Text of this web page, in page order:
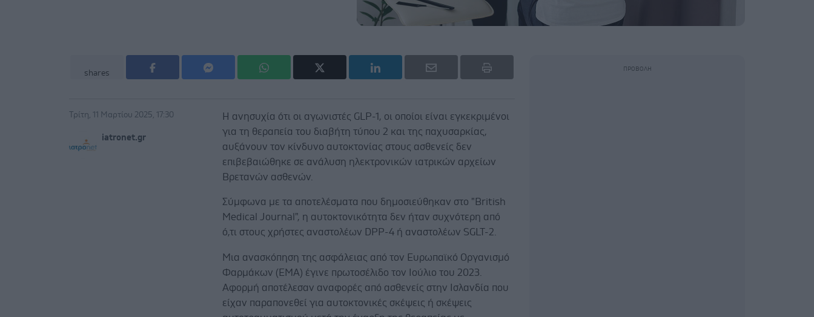
shares
Τρίτη, 11 Μαρτίου 2025, 17:30
iatronet.gr
Η ανησυχία ότι οι αγωνιστές GLP-1, οι οποίοι είναι εγκεκριμένοι
για τη θεραπεία του διαβήτη τύπου 2 και της παχυσαρκίας,
αυξάνουν τον κίνδυνο αυτοκτονίας στους ασθενείς δεν
επιβεβαιώθηκε σε ανάλυση ηλεκτρονικών ιατρικών αρχείων
Βρετανών ασθενών.
Σύμφωνα με τα αποτελέσματα που δημοσιεύθηκαν στο "British
Medical Journal", η αυτοκτονικότητα δεν ήταν συχνότερη από
ό,τι στους χρήστες αναστολέων DPP-4 ή αναστολέων SGLT-2.
Μια ανασκόπηση της ασφάλειας από τον Ευρωπαϊκό Οργανισμό
Φαρμάκων (ΕΜΑ) έγινε πρωτοσέλιδο τον Ιούλιο του 2023.
Αφορμή αποτέλεσαν αναφορές από ασθενείς στην Ισλανδία που
είχαν παραπονεθεί για αυτοκτονικές σκέψεις ή σκέψεις